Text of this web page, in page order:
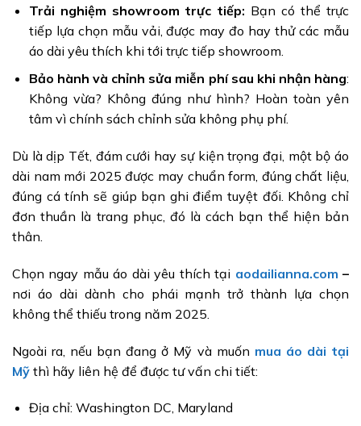
Trải nghiệm showroom trực tiếp: Bạn có thể trực
tiếp lựa chọn mẫu vải, được may đo hay thử các mẫu
áo dài yêu thích khi tới trực tiếp showroom.
Bảo hành và chỉnh sửa miễn phí sau khi nhận hàng:
Không vừa? Không đúng như hình? Hoàn toàn yên
tâm vì chính sách chỉnh sửa không phụ phí.
Dù là dịp Tết, đám cưới hay sự kiện trọng đại, một bộ áo
dài nam mới 2025 được may chuẩn form, đúng chất liệu,
đúng cá tính sẽ giúp bạn ghi điểm tuyệt đối. Không chỉ
đơn thuần là trang phục, đó là cách bạn thể hiện bản
thân.
Chọn ngay mẫu áo dài yêu thích tại aodailianna.com –
nơi áo dài dành cho phái mạnh trở thành lựa chọn
không thể thiếu trong năm 2025.
Ngoài ra, nếu bạn đang ở Mỹ và muốn mua áo dài tại
Mỹ thì hãy liên hệ để được tư vấn chi tiết:
Địa chỉ: Washington DC, Maryland